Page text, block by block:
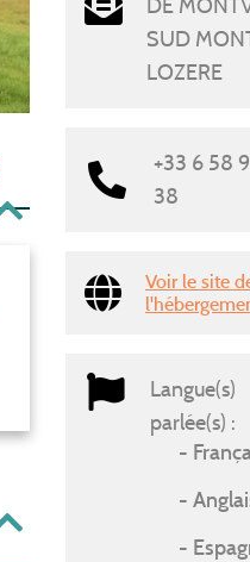
DE
SUD
LOZERE
+33 6 58
38
Voir le site
Langue(s)
parlée(s) :